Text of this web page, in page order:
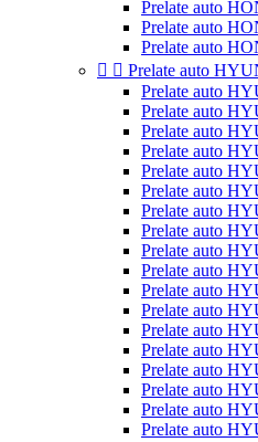
Prelate auto
Prelate auto
Prelate auto
  Prelate auto
Prelate auto
Prelate auto
Prelate auto
Prelate auto
Prelate auto
Prelate auto
Prelate auto
Prelate auto
Prelate auto
Prelate auto
Prelate auto
Prelate auto
Prelate auto
Prelate auto
Prelate auto
Prelate auto
Prelate auto
Prelate auto